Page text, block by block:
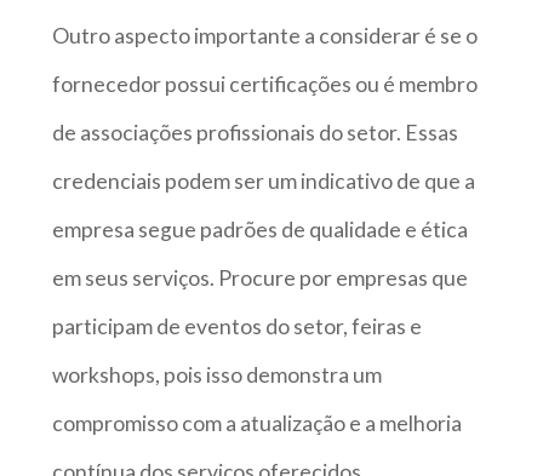
Outro aspecto importante a considerar é se o
fornecedor possui certificações ou é membro
de associações profissionais do setor. Essas
credenciais podem ser um indicativo de que a
empresa segue padrões de qualidade e ética
em seus serviços. Procure por empresas que
participam de eventos do setor, feiras e
workshops, pois isso demonstra um
compromisso com a atualização e a melhoria